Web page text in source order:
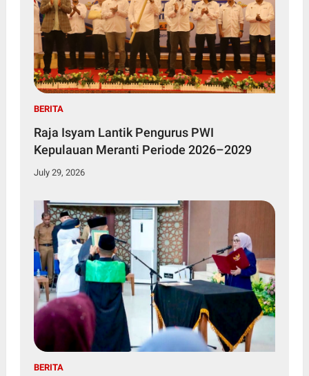
BERITA
Raja Isyam Lantik Pengurus PWI
Kepulauan Meranti Periode 2026–2029
July 29, 2026
BERITA